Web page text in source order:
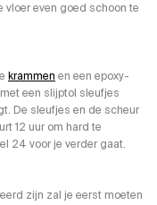
vloer even goed schoon te
krammen en een epoxy-
een slijptol sleufjes
De sleufjes en de scheur
12 uur om hard te
24 voor je verder gaat.
zijn zal je eerst moeten